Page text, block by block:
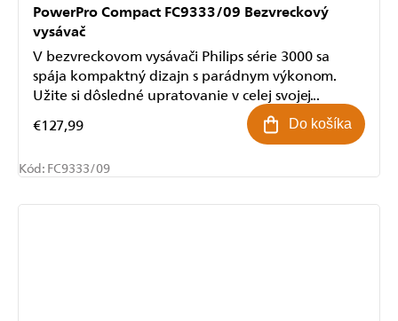
PowerPro Compact FC9333/09 Bezvreckový
vysávač
€127,99 Do košíka
V bezvreckovom vysávači Philips série 3000 sa
spája kompaktný dizajn s parádnym výkonom.
Užite si dôsledné upratovanie v celej svojej...
Kód: FC9333/09